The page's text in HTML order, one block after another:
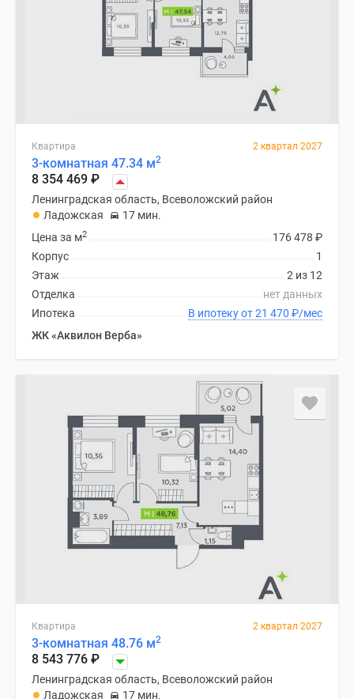
Квартира 2 квартал 2027
3-комнатная 47.34 м2
8 354 469 ₽
Ленинградская область, Всеволожский район
Ладожская
17 мин.
176 478 ₽
Цена за м2
1
Корпус
2 из 12
Этаж
нет данных
Отделка
В ипотеку от 21 470 ₽/мес
Ипотека
ЖК «Аквилон Верба»
Квартира 2 квартал 2027
3-комнатная 48.76 м2
8 543 776 ₽
Ленинградская область, Всеволожский район
Ладожская
17 мин.